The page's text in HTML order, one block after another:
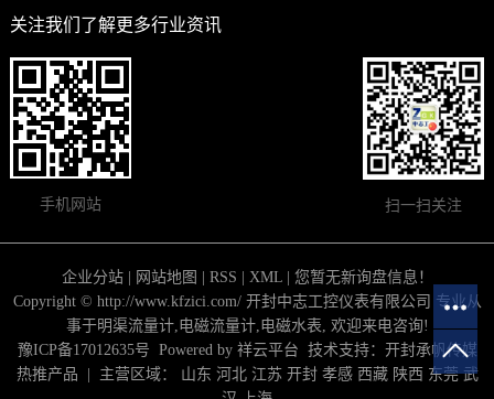
关注我们了解更多行业资讯
手机网站 扫一扫关注
企业分站| 网站地图 RSS XML| 您暂无新询盘信息！
Copyright © http://www.kfzici.com/ 开封中志工控仪表有限公司 专业从
事于明渠流量计, 电磁流量计, 电磁水表 , 欢迎来电咨询!
豫ICP备17012635号 Powered by 祥云平台 技术支持： 开封承帆传媒
热推产品 | 主营区域： 山东 河北 江苏 开封 孝感 西藏 陕西 东莞 武